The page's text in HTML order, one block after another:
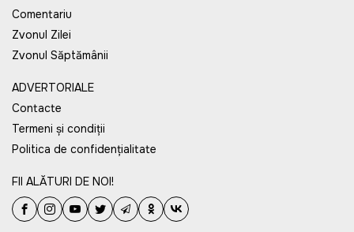
Comentariu
Zvonul Zilei
Zvonul Săptămânii
ADVERTORIALE
Contacte
Termeni și condiții
Politica de confidențialitate
FII ALĂTURI DE NOI!